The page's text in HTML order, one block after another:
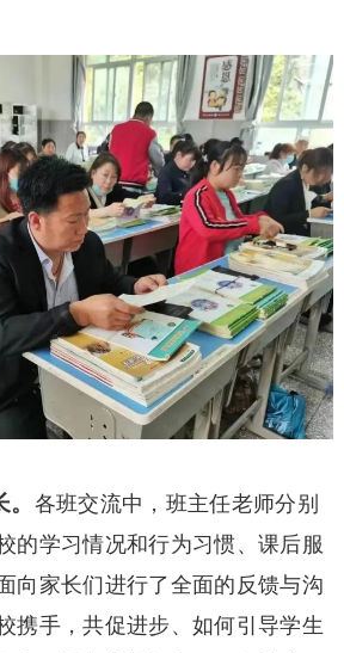
各班交流中，班主任老师分别
的学习情况和行为习惯、课后服
向家长们进行了全面的反馈与沟
携手，共促进步、如何引导学生